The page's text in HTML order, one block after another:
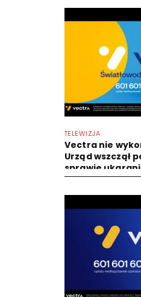
TELEWIZJA
Vectra nie
Urząd wszczął
sprawie